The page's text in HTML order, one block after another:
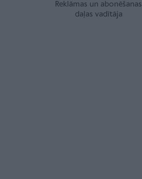
Reklāmas un abonēšanas
daļas vadītāja